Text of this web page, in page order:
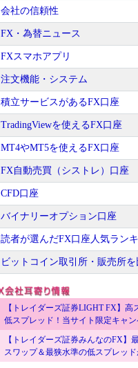
会社の信頼性
FX・為替ニュース
FXスマホアプリ
注文機能・システム
積立サービスがあるFX口座
TradingViewを使えるFX口座
MT4やMT5を使えるFX口座
FX自動売買（シストレ）口座
CFD口座
バイナリーオプション口座
読者が選んだFX口座人気ランキ
ビットコイン取引所・販売所を
【トレイダーズ証券LIGHT FX】高
低スプレッド！当サイト限定キャ
【トレイダーズ証券みんなのFX】
スワップ＆最狭水準の低スプレッド